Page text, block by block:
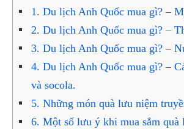
1. Du lịch Anh Quốc mua gì? –
2. Du lịch Anh Quốc mua gì? –
3. Du lịch Anh Quốc mua gì? –
4. Du lịch Anh Quốc mua gì? –
và socola.
5. Những món quà lưu niệm
6. Một số lưu ý khi mua sắm